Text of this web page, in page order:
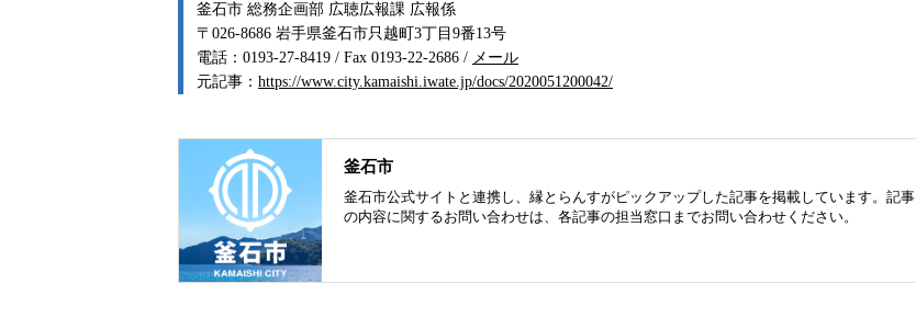
釜石市 総務企画部 広聴広報課 広報係
〒026-8686 岩手県釜石市只越町3丁目9番13号
電話：0193-27-8419 / Fax 0193-22-2686 / メール
元記事： https://www.city.kamaishi.iwate.jp/docs/2020051200042/
釜石市
釜石市公式サイトと連携し、縁とらんすがピックアップした記事を掲載しています。記事
の内容に関するお問い合わせは、各記事の担当窓口までお問い合わせください。